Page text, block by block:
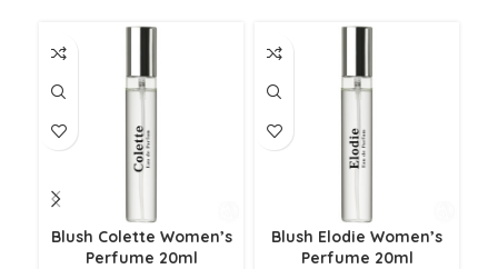
Blush Colette Women’s
Perfume 20ml
Blush Elodie Women’s
Perfume 20ml